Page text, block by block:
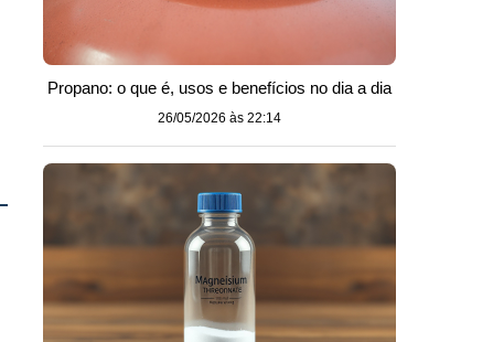
Propano: o que é, usos e benefícios no dia a dia
26/05/2026 às 22:14